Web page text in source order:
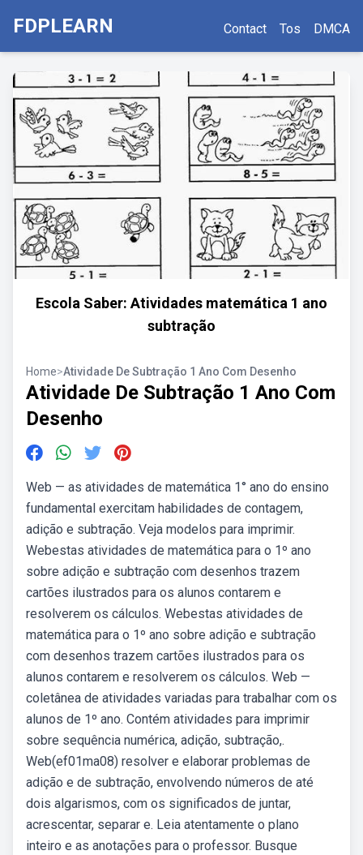
FDPLEARN Contact Tos DMCA
Escola Saber: Atividades matemática 1 ano
subtração
Home>Atividade De Subtração 1 Ano Com Desenho
Atividade De Subtração 1 Ano Com
Desenho
Web — as atividades de matemática 1° ano do ensino
fundamental exercitam habilidades de contagem,
adição e subtração. Veja modelos para imprimir.
Webestas atividades de matemática para o 1º ano
sobre adição e subtração com desenhos trazem
cartões ilustrados para os alunos contarem e
resolverem os cálculos. Webestas atividades de
matemática para o 1º ano sobre adição e subtração
com desenhos trazem cartões ilustrados para os
alunos contarem e resolverem os cálculos. Web —
coletânea de atividades variadas para trabalhar com os
alunos de 1º ano. Contém atividades para imprimir
sobre sequência numérica, adição, subtração,.
Web(ef01ma08) resolver e elaborar problemas de
adição e de subtração, envolvendo números de até
dois algarismos, com os significados de juntar,
acrescentar, separar e. Leia atentamente o plano
inteiro e as anotações para o professor. Busque